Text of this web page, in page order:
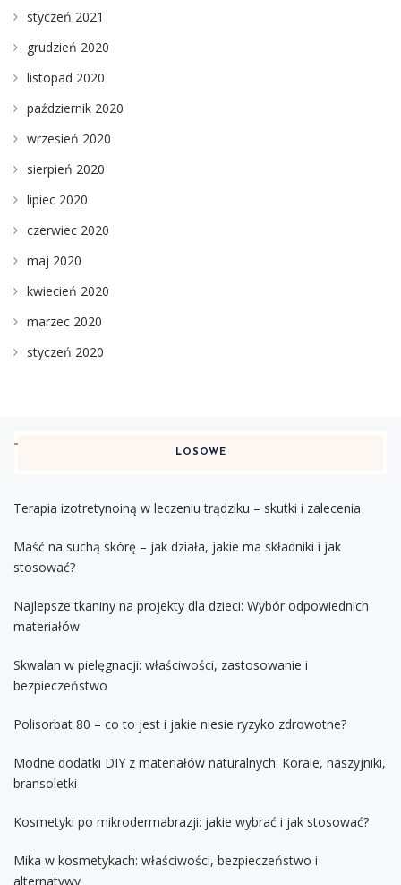
styczeń 2021
grudzień 2020
listopad 2020
październik 2020
wrzesień 2020
sierpień 2020
lipiec 2020
czerwiec 2020
maj 2020
kwiecień 2020
marzec 2020
styczeń 2020
LOSOWE
Terapia izotretynoiną w leczeniu trądziku – skutki i zalecenia
Maść na suchą skórę – jak działa, jakie ma składniki i jak
stosować?
Najlepsze tkaniny na projekty dla dzieci: Wybór odpowiednich
materiałów
Skwalan w pielęgnacji: właściwości, zastosowanie i
bezpieczeństwo
Polisorbat 80 – co to jest i jakie niesie ryzyko zdrowotne?
Modne dodatki DIY z materiałów naturalnych: Korale, naszyjniki,
bransoletki
Kosmetyki po mikrodermabrazji: jakie wybrać i jak stosować?
Mika w kosmetykach: właściwości, bezpieczeństwo i
alternatywy